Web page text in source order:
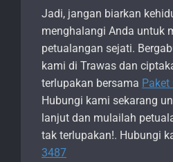
Jadi, jangan biarkan
menghalangi Anda untuk
petualangan sejati.
kami di Trawas dan
terlupakan bersama
Hubungi kami sekarang
lanjut dan mulailah
tak terlupakan!. Hubungi
3487